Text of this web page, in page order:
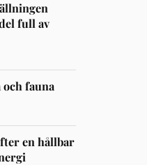
full av
fauna
en hållbar